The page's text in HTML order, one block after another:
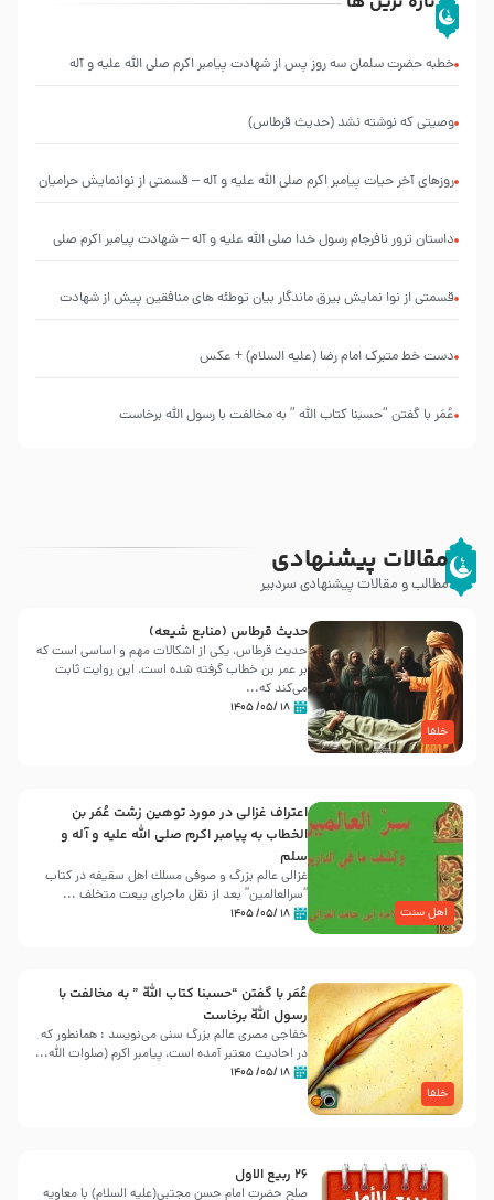
خطبه حضرت سلمان سه روز پس از شهادت پیامبر اکرم صلی الله علیه و آله
وصیتی که نوشته نشد (حدیث قرطاس)
روزهای آخر حیات پیامبر اکرم صلی الله علیه و آله – قسمتی از نوانمایش حرامیان
‌‌‌‌‌‌‌داستان ترور نافرجام رسول خدا صلی الله علیه و آله – شهادت پیامبر اکرم صلی
قسمتی از نوا نمایش بیرق ماندگار بیان توطئه های منافقین پیش از شهادت
دست خط متبرک امام رضا (علیه السلام) + عکس
عُمَر با گفتن “حسبنا كتاب اللّه ” به مخالفت با رسول اللّه برخاست
مقالات پیشنهادی
مطالب و مقالات پیشنهادی سردبیر
خلفا
حدیث قرطاس (منابع شیعه)
حدیث قرطاس، یکی از اشکالات مهم و اساسی است که
بر عمر بن خطاب گرفته شده است، این روایت ثابت
می‌کند که...
۱۸ /۰۵/ ۱۴۰۵
اهل سنت
اعتراف غزالی در مورد توهین زشت عُمَر بن
الخطاب به پیامبر اکرم صلی الله علیه و آله و
سلم
غزالی عالم بزرگ و صوفی مسلك اهل سقيفه در کتاب
“سرالعالمین” بعد از نقل ماجرای بیعت متخلف ...
۱۸ /۰۵/ ۱۴۰۵
خلفا
عُمَر با گفتن “حسبنا كتاب اللّه ” به مخالفت با
رسول اللّه برخاست
خفاجی مصری عالم بزرگ سنی می‌نویسد : همانطور که
در احادیث معتبر آمده است، پیامبر اکرم (صلوات اللّه...
۱۸ /۰۵/ ۱۴۰۵
26 ربيع الاول
صلح حضرت امام حسن مجتبی(علیه السلام) با معاویه